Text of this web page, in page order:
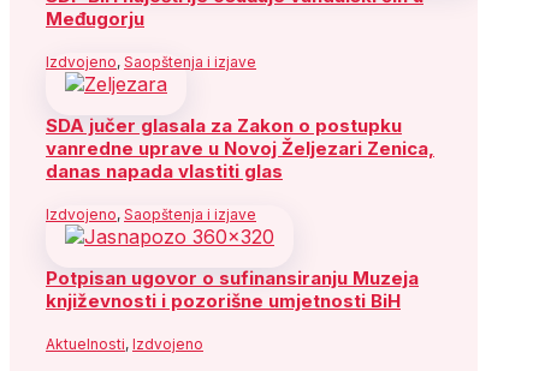
Međugorju
Izdvojeno, Saopštenja i izjave
SDA jučer glasala za Zakon o postupku
vanredne uprave u Novoj Željezari Zenica,
danas napada vlastiti glas
Izdvojeno, Saopštenja i izjave
Potpisan ugovor o sufinansiranju Muzeja
književnosti i pozorišne umjetnosti BiH
Aktuelnosti, Izdvojeno